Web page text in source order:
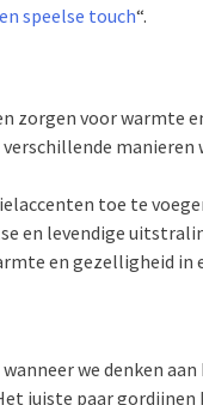
speelse touch“.
zorgen voor warmte
manieren
toe te
en levendige
en gezelligheid in
we denken
juiste paar gordijnen